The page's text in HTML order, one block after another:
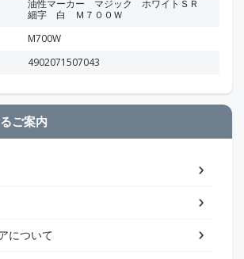
油性マーカー マジック ホワイトＳＲ
細字 白 Ｍ７００Ｗ
M700W
4902071507043
ご案内
について